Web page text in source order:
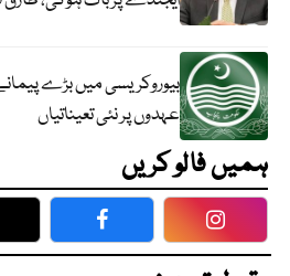
بیوروکریسی میں بڑے پیمانے
عہدوں پر نئی تعیناتیاں
ہمیں فالو کریں
Facebook